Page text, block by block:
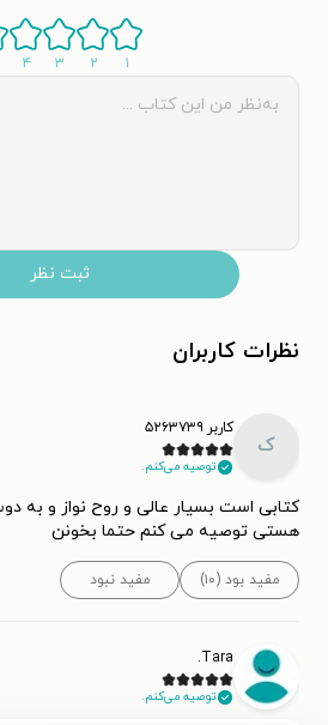
۱ ۲ ۳ ۴
ثبت نظر
نظرات کاربران
ک
کاربر ۵۲۶۳۷۳۹
توصیه می‌کنم.
کتابی است بسیار عالی و روح نواز و به
هستی توصیه می کنم حتما بخونن
مفید بود (۱۰) مفید نبود
Tara.
توصیه می‌کنم.